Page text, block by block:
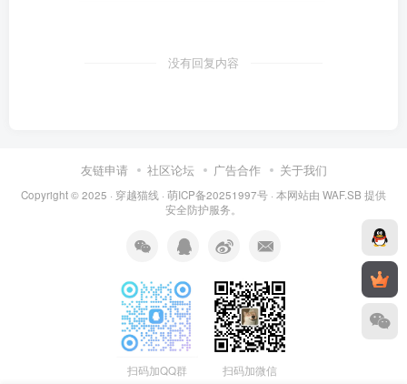
没有回复内容
友链申请 社区论坛 广告合作 关于我们
Copyright © 2025 · 穿越猫线 · 萌ICP备20251997号 · 本网站由 WAF.SB 提供
安全防护服务。
扫码加QQ群 扫码加微信